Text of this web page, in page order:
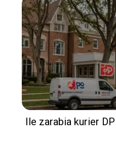
Ile zarabia kurier